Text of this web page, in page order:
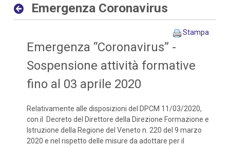
Emergenza Coronavirus
Stampa
Emergenza “Coronavirus” -
Sospensione attività formative
fino al 03 aprile 2020
Relativamente alle disposizioni del DPCM 11/03/2020,
con il Decreto del Direttore della Direzione Formazione e
Istruzione della Regione del Veneto n. 220 del 9 marzo
2020 e nel rispetto delle misure da adottare per il